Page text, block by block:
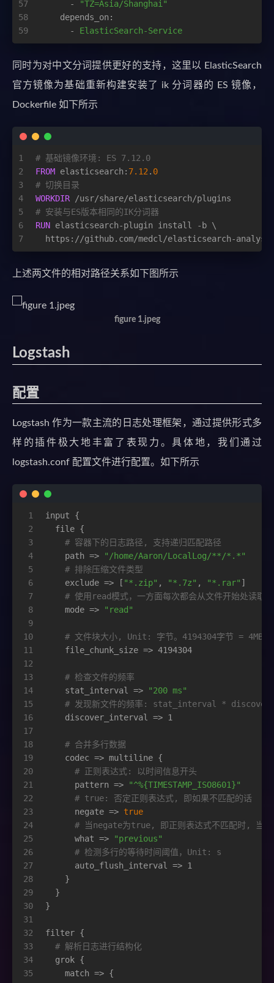
57
58
59
-
"TZ=Asia/Shanghai"
depends_on:
-
ElasticSearch-Service
同时为对中文分词提供更好的支持，这里以 ElasticSearch
官方镜像为基础重新构建安装了 ik 分词器的 ES 镜像，
Dockerfile 如下所示
1
2
3
4
5
6
7
# 基础镜像环境: ES 7.12.0
FROM elasticsearch: 7.12 . 0
# 切换目录
WORKDIR /usr/share/elasticsearch/plugins
# 安装与ES版本相同的IK分词器
RUN elasticsearch-plugin install -b \
https://github.com/medcl/elasticsearch-
上述两文件的相对路径关系如下图所示
figure 1.jpeg
Logstash
配置
Logstash 作为一款主流的日志处理框架，通过提供形式多
样的插件极大地丰富了表现力。具体地，我们通过
logstash.conf 配置文件进行配置。如下所示
1
2
3
4
5
6
7
8
9
10
11
12
13
14
15
16
17
18
19
20
21
22
23
24
25
26
27
28
29
30
31
32
33
34
35
input {
  file {
# 容器下的日志路径, 支持递归匹配路径
    path =>
"/home/Aaron/LocalLog/**/*.*"
# 排除压缩文件类型
    exclude => [
"*.zip" , "*.7z" , "*.rar" ]
# 使用read模式，一方面每次都会从文件开始处读取
    mode =>
"read"
# 文件块大小, Unit: 字节。4194304字节 = 4MB
    file_chunk_size => 4194304
# 检查文件的频率
    stat_interval =>
"200 ms"
# 发现新文件的频率: stat_interval *
    discover_interval => 1
# 合并多行数据
    codec => multiline {
# 正则表达式: 以时间信息开头
      pattern =>
"^%{TIMESTAMP_ISO8601}"
# true: 否定正则表达式, 即如果不匹配的话
      negate =>
true
# 当negate为true, 即正则表达式不匹配时, 当前
      what =>
"previous"
# 检测多行的等待时间阈值，Unit: s
      auto_flush_interval => 1
    }
  }
}
filter {
# 解析日志进行结构化
  grok {
    match => {